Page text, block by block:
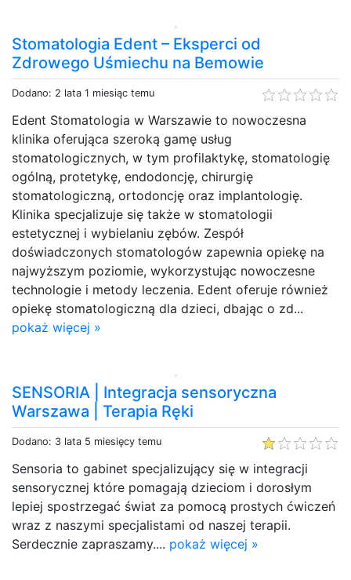
Stomatologia Edent – Eksperci od
Zdrowego Uśmiechu na Bemowie
Dodano: 2 lata 1 miesiąc temu
Edent Stomatologia w Warszawie to nowoczesna
klinika oferująca szeroką gamę usług
stomatologicznych, w tym profilaktykę, stomatologię
ogólną, protetykę, endodoncję, chirurgię
stomatologiczną, ortodoncję oraz implantologię.
Klinika specjalizuje się także w stomatologii
estetycznej i wybielaniu zębów. Zespół
doświadczonych stomatologów zapewnia opiekę na
najwyższym poziomie, wykorzystując nowoczesne
technologie i metody leczenia. Edent oferuje również
opiekę stomatologiczną dla dzieci, dbając o zd...
pokaż więcej »
SENSORIA | Integracja sensoryczna
Warszawa | Terapia Ręki
Dodano: 3 lata 5 miesięcy temu
Sensoria to gabinet specjalizujący się w integracji
sensorycznej które pomagają dzieciom i dorosłym
lepiej spostrzegać świat za pomocą prostych ćwiczeń
wraz z naszymi specjalistami od naszej terapii.
Serdecznie zapraszamy.... pokaż więcej »